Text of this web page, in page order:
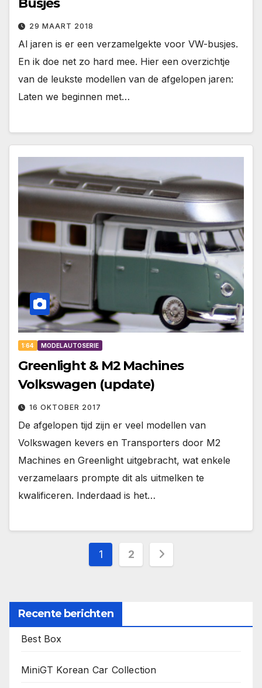
Busjes
29 MAART 2018
Al jaren is er een verzamelgekte voor VW-busjes.
En ik doe net zo hard mee. Hier een overzichtje
van de leukste modellen van de afgelopen jaren:
Laten we beginnen met…
1:64 MODELAUTOSERIE
Greenlight & M2 Machines
Volkswagen (update)
16 OKTOBER 2017
De afgelopen tijd zijn er veel modellen van
Volkswagen kevers en Transporters door M2
Machines en Greenlight uitgebracht, wat enkele
verzamelaars prompte dit als uitmelken te
kwalificeren. Inderdaad is het…
Berichten
1 2
Recente berichten
Best Box
MiniGT Korean Car Collection